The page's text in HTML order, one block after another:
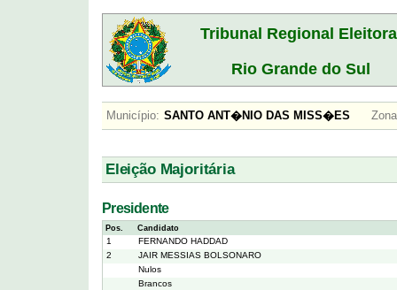
Tribunal Regional
Rio Grande do Sul
Município: SANTO ANT�NIO DAS MISS�ES
Eleição Majoritária
Presidente
Pos. Candidato
1
FERNANDO HADDAD
2
JAIR MESSIAS BOLSONARO
Nulos
Brancos